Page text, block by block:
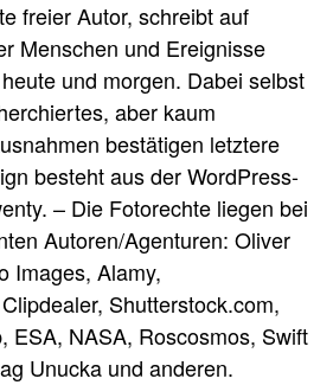
freier Autor, schreibt auf
Menschen und Ereignisse
und morgen. Dabei selbst
aber kaum
bestätigen letztere
besteht aus der WordPress-
– Die Fotorechte liegen bei
Autoren/Agenturen: Oliver
Images, Alamy,
Shutterstock.com,
ESA, NASA, Roscosmos, Swift
Unucka und anderen.